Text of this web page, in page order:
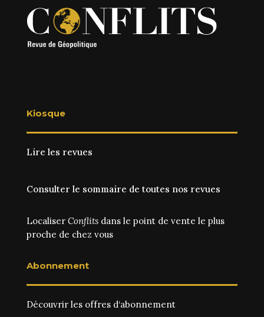
Kiosque
Lire les revues
Consulter le sommaire de toutes nos revues
Localiser Conflitsdans le point de vente le plus
proche de chez vous
Abonnement
Découvrir les offres d‘abonnement